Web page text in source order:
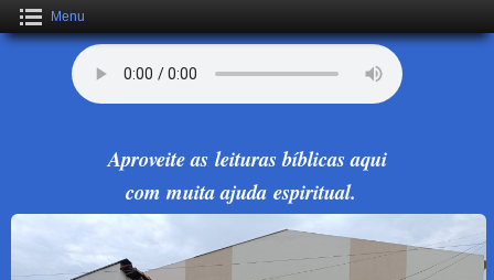
Menu
Aproveite as leituras bíblicas aqui
com muita ajuda espiritual.